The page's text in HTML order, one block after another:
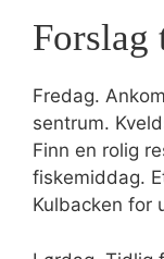
Fredag.
sentrum.
Finn en rolig
fiskemiddag.
Kulbacken for